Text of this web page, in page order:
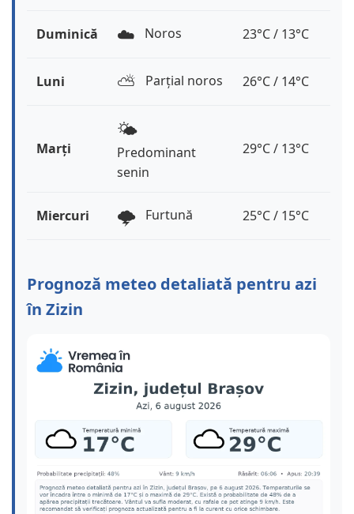
Duminică ☁️ Noros 23°C / 13°C
Luni ⛅️ Parțial noros 26°C / 14°C
Marți
🌤️
Predominant
senin
29°C / 13°C
Miercuri 🌩️ Furtună 25°C / 15°C
Prognoză meteo detaliată pentru azi
în Zizin